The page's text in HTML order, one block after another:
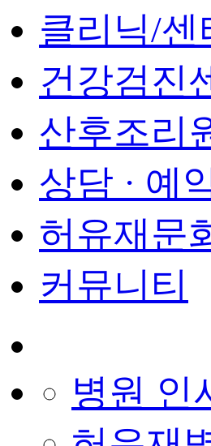
클리닉/센
건강검진
산후조리
상담 · 예
허유재문
커뮤니티
병원 인